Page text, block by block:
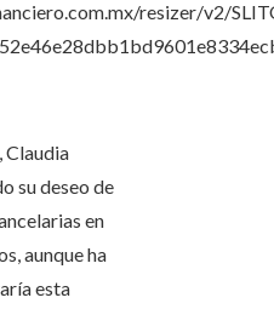
Claudia
su deseo de
en
aunque ha
esta